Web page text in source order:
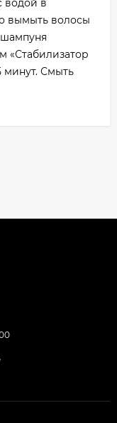
водой в
вымыть волосы
«Стабилизатор
минут. Смыть